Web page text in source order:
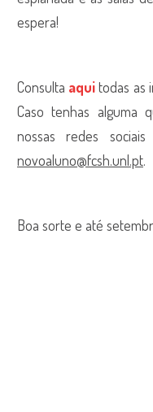
espera!
Consulta aqui todas as
Caso tenhas alguma
nossas redes
novoaluno@fcsh.unl.pt.
Boa sorte e até